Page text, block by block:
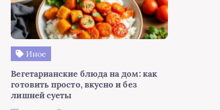
Иное
Вегетарианские блюда на дом: как
готовить просто, вкусно и без
лишней суеты